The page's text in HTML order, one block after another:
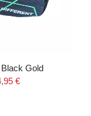
Gold
€